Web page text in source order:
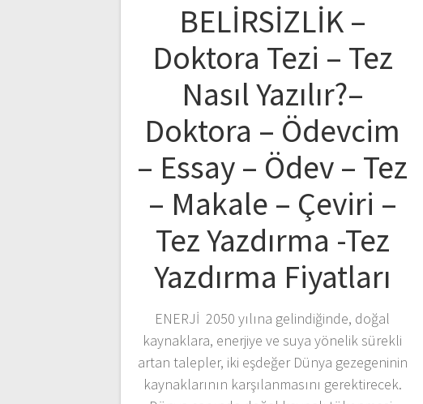
BELİRSİZLİK –
Doktora Tezi – Tez
Nasıl Yazılır?–
Doktora – Ödevcim
– Essay – Ödev – Tez
– Makale – Çeviri –
Tez Yazdırma -Tez
Yazdırma Fiyatları
ENERJİ 2050 yılına gelindiğinde, doğal
kaynaklara, enerjiye ve suya yönelik sürekli
artan talepler, iki eşdeğer Dünya gezegeninin
kaynaklarının karşılanmasını gerektirecek.